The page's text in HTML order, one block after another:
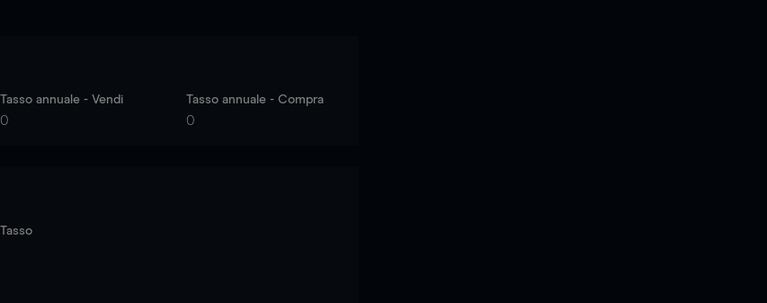
Tasso annuale - Vendi
0
Tasso annuale - Compra
0
Tasso